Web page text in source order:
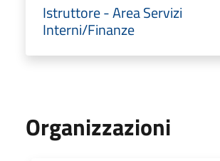
Istruttore - Area Servizi
Interni/Finanze
Organizzazioni